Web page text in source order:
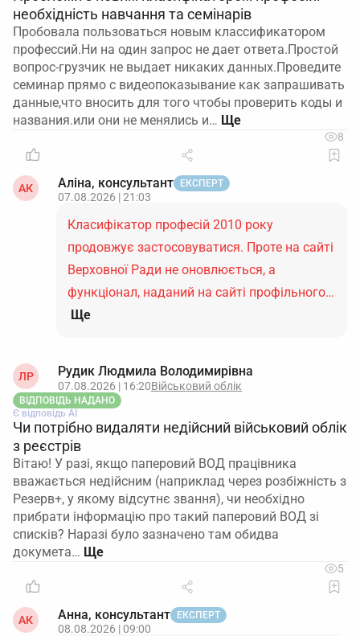
необхідність навчання та семінарів
Пробовала пользоваться новым классификатором
профессий.Ни на один запрос не дает ответа.Простой
вопрос-грузчик не выдает никаких данных.Проведите
семинар прямо с видеопоказывание как запрашивать
данные,что вносить для того чтобы проверить коды и
названия.или они не менялись и…
8
АК Аліна, консультант ЕКСПЕРТ
07.08.2026 | 21:03
Класифікатор професій 2010 року
продовжує застосовуватися. Проте на сайті
Верховної Ради не оновлюється, а
функціонал, наданий на сайті профільного…
Ще
ЛР Рудик Людмила Володимирівна
07.08.2026 | 16:20Військовий облік
ВІДПОВІДЬ НАДАНО
Є відповідь АІ
Чи потрібно видаляти недійсний військовий облік
з реєстрів
Вітаю! У разі, якщо паперовий ВОД працівника
вважається недійсним (наприклад через розбіжність з
Резерв+, у якому відсутнє звання), чи необхідно
прибрати інформацію про такий паперовий ВОД зі
списків? Наразі було зазначено там обидва
докумета…
5
АК Анна, консультант ЕКСПЕРТ
08.08.2026 | 09:00